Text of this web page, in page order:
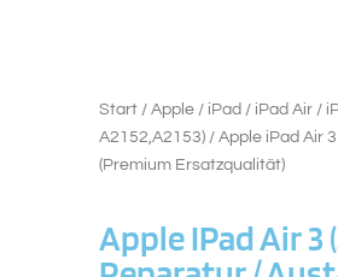
Start / Apple / iPad / iPad Air /
A2152,A2153) / Apple iPad Air
(Premium Ersatzqualität)
Apple IPad Air 3